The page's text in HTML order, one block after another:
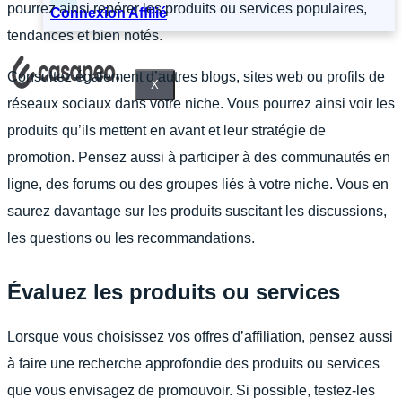
Connexion Affilié
X
pourrez ainsi repérer les produits ou services populaires,
tendances et bien notés.
Consultez également d’autres blogs, sites web ou profils de
réseaux sociaux dans votre niche. Vous pourrez ainsi voir les
produits qu’ils mettent en avant et leur stratégie de
promotion. Pensez aussi à participer à des communautés en
ligne, des forums ou des groupes liés à votre niche. Vous en
saurez davantage sur les produits suscitant les discussions,
les questions ou les recommandations.
Évaluez les produits ou services
Lorsque vous choisissez vos offres d’affiliation, pensez aussi
à faire une recherche approfondie des produits ou services
que vous envisagez de promouvoir. Si possible, testez-les